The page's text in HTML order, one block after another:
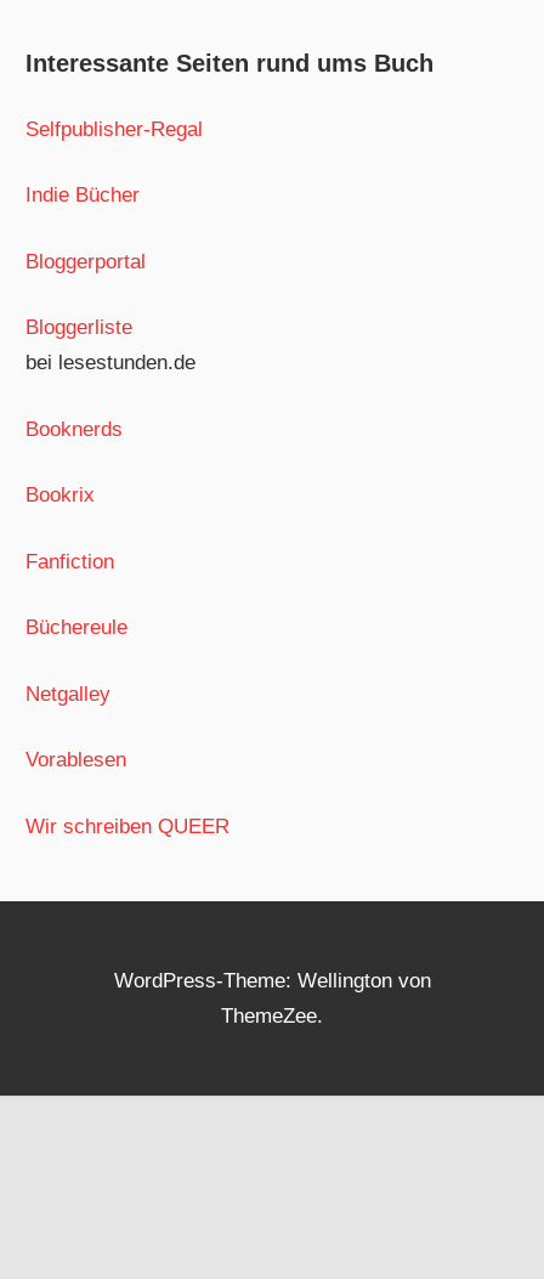
Interessante Seiten rund ums Buch
Selfpublisher-Regal
Indie Bücher
Bloggerportal
Bloggerliste
bei lesestunden.de
Booknerds
Bookrix
Fanfiction
Büchereule
Netgalley
Vorablesen
Wir schreiben QUEER
WordPress-Theme: Wellington von
ThemeZee.